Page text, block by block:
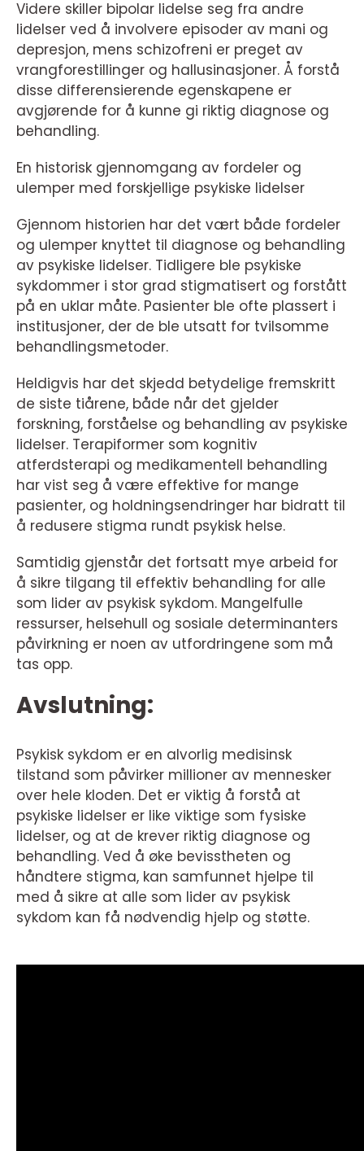
Videre skiller bipolar lidelse seg fra andre
lidelser ved å involvere episoder av mani og
depresjon, mens schizofreni er preget av
vrangforestillinger og hallusinasjoner. Å forstå
disse differensierende egenskapene er
avgjørende for å kunne gi riktig diagnose og
behandling.
En historisk gjennomgang av fordeler og
ulemper med forskjellige psykiske lidelser
Gjennom historien har det vært både fordeler
og ulemper knyttet til diagnose og behandling
av psykiske lidelser. Tidligere ble psykiske
sykdommer i stor grad stigmatisert og forstått
på en uklar måte. Pasienter ble ofte plassert i
institusjoner, der de ble utsatt for tvilsomme
behandlingsmetoder.
Heldigvis har det skjedd betydelige fremskritt
de siste tiårene, både når det gjelder
forskning, forståelse og behandling av psykiske
lidelser. Terapiformer som kognitiv
atferdsterapi og medikamentell behandling
har vist seg å være effektive for mange
pasienter, og holdningsendringer har bidratt til
å redusere stigma rundt psykisk helse.
Samtidig gjenstår det fortsatt mye arbeid for
å sikre tilgang til effektiv behandling for alle
som lider av psykisk sykdom. Mangelfulle
ressurser, helsehull og sosiale determinanters
påvirkning er noen av utfordringene som må
tas opp.
Avslutning:
Psykisk sykdom er en alvorlig medisinsk
tilstand som påvirker millioner av mennesker
over hele kloden. Det er viktig å forstå at
psykiske lidelser er like viktige som fysiske
lidelser, og at de krever riktig diagnose og
behandling. Ved å øke bevisstheten og
håndtere stigma, kan samfunnet hjelpe til
med å sikre at alle som lider av psykisk
sykdom kan få nødvendig hjelp og støtte.